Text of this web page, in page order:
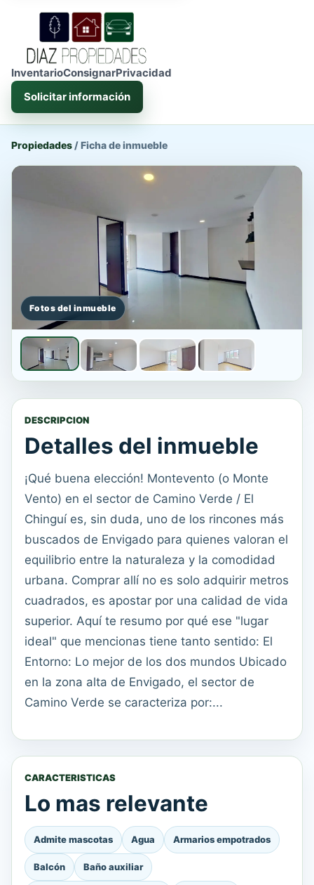
InventarioConsignarPrivacidad
Solicitar información
Propiedades /Ficha de inmueble
DESCRIPCION
Detalles del inmueble
¡Qué buena elección! Montevento (o Monte
Vento) en el sector de Camino Verde / El
Chinguí es, sin duda, uno de los rincones más
buscados de Envigado para quienes valoran el
equilibrio entre la naturaleza y la comodidad
urbana. Comprar allí no es solo adquirir metros
cuadrados, es apostar por una calidad de vida
superior. Aquí te resumo por qué ese "lugar
ideal" que mencionas tiene tanto sentido: El
Entorno: Lo mejor de los dos mundos Ubicado
en la zona alta de Envigado, el sector de
Camino Verde se caracteriza por:...
CARACTERISTICAS
Lo mas relevante
Admite mascotas Agua Armarios empotrados
Balcón Baño auxiliar